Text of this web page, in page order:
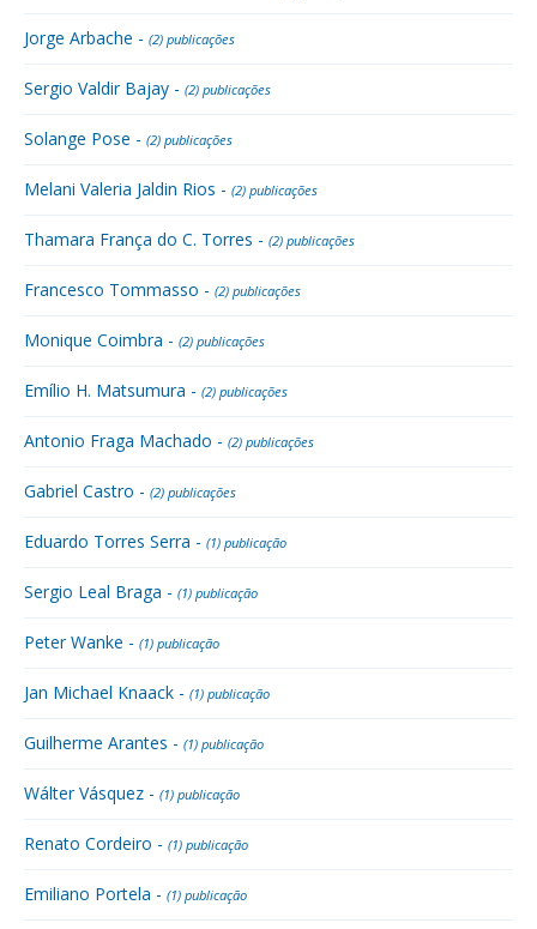
Jorge Arbache - (2) publicações
Sergio Valdir Bajay - (2) publicações
Solange Pose - (2) publicações
Melani Valeria Jaldin Rios - (2) publicações
Thamara França do C. Torres - (2) publicações
Francesco Tommasso - (2) publicações
Monique Coimbra - (2) publicações
Emílio H. Matsumura - (2) publicações
Antonio Fraga Machado - (2) publicações
Gabriel Castro - (2) publicações
Eduardo Torres Serra - (1) publicação
Sergio Leal Braga - (1) publicação
Peter Wanke - (1) publicação
Jan Michael Knaack - (1) publicação
Guilherme Arantes - (1) publicação
Wálter Vásquez - (1) publicação
Renato Cordeiro - (1) publicação
Emiliano Portela - (1) publicação